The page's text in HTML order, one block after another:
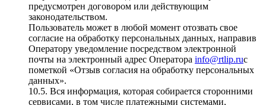
предусмотрен договором или действующим
законодательством.
Пользователь может в любой момент отозвать свое
согласие на обработку персональных данных, направив
Оператору уведомление посредством электронной
почты на электронный адрес Оператора info@rtlip.ruс
пометкой «Отзыв согласия на обработку персональных
данных».
10.5. Вся информация, которая собирается сторонними
сервисами, в том числе платежными системами,